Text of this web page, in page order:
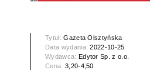
Tytuł:Gazeta Olsztyńska
Data wydania:2022-10-25
Wydawca: Edytor Sp. z o.o.
Cena: 3,20-4,50